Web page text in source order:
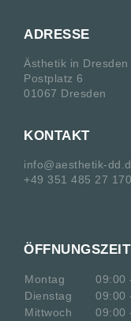
ADRESSE
Ästhetik in Dresden
Postplatz 6
01067 Dresden
KONTAKT
info@aesthetik-
+49 351 485 27 170
Montag
09:00
Dienstag
09:00
Mittwoch
09:00